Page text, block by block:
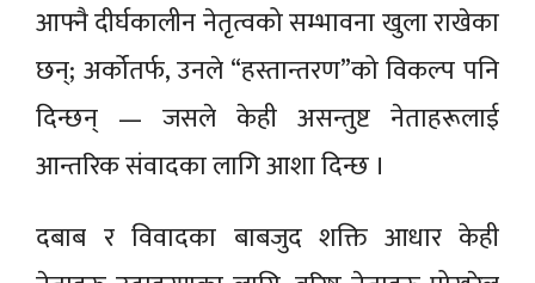
आफ्नै दीर्घकालीन नेतृत्वको सम्भावना खुला राखेका
छन्; अर्कोतर्फ, उनले “हस्तान्तरण”को विकल्प पनि
दिन्छन् — जसले केही असन्तुष्ट नेताहरूलाई
आन्तरिक संवादका लागि आशा दिन्छ ।
दबाब र विवादका बाबजुद शक्ति आधार केही